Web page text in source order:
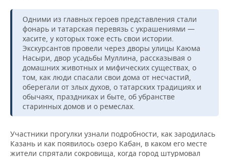
Одними из главных героев представления стали
фонарь и татарская перевязь с украшениями —
хасите, у которых тоже есть свои истории.
Экскурсантов провели через дворы улицы Каюма
Насыри, двор усадьбы Муллина, рассказывая о
домашних животных и мифических существах, о
том, как люди спасали свои дома от несчастий,
оберегали от злых духов, о татарских традициях и
обычаях, праздниках и быте, об убранстве
старинных домов и о ремеслах.
Участники прогулки узнали подробности, как зародилась
Казань и как появилось озеро Кабан, в каком его месте
жители спрятали сокровища, когда город штурмовал